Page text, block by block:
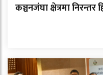
कञ्चनजंघा क्षेत्रमा निरन्तर